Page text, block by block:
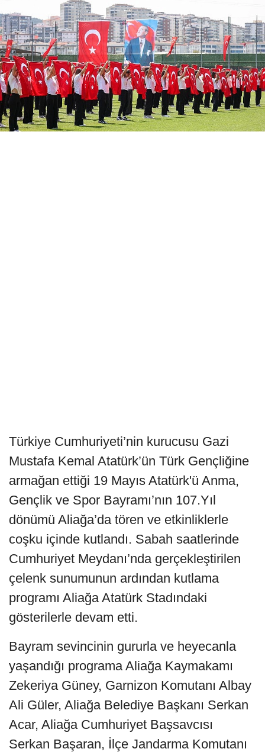
Türkiye Cumhuriyeti’nin kurucusu Gazi
Mustafa Kemal Atatürk’ün Türk Gençliğine
armağan ettiği 19 Mayıs Atatürk'ü Anma,
Gençlik ve Spor Bayramı’nın 107.Yıl
dönümü Aliağa’da tören ve etkinliklerle
coşku içinde kutlandı. Sabah saatlerinde
Cumhuriyet Meydanı’nda gerçekleştirilen
çelenk sunumunun ardından kutlama
programı Aliağa Atatürk Stadındaki
gösterilerle devam etti.
Bayram sevincinin gururla ve heyecanla
yaşandığı programa Aliağa Kaymakamı
Zekeriya Güney, Garnizon Komutanı Albay
Ali Güler, Aliağa Belediye Başkanı Serkan
Acar, Aliağa Cumhuriyet Başsavcısı
Serkan Başaran, İlçe Jandarma Komutanı